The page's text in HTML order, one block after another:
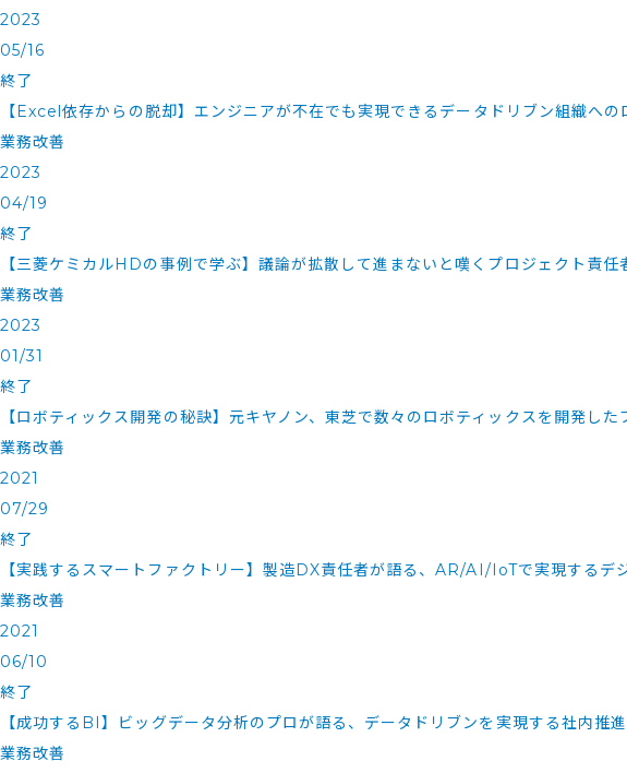
2023
05/16
終了
【Excel依存からの脱却】エンジニアが不在でも実現できるデータドリブン組織への
業務改善
2023
04/19
終了
【三菱ケミカルHDの事例で学ぶ】議論が拡散して進まないと嘆くプロジェクト責
業務改善
2023
01/31
終了
【ロボティックス開発の秘訣】元キヤノン、東芝で数々のロボティックスを開発し
業務改善
2021
07/29
終了
【実践するスマートファクトリー】製造DX責任者が語る、AR/AI/IoTで実現するデ
業務改善
2021
06/10
終了
【成功するBI】ビッグデータ分析のプロが語る、データドリブンを実現する社内推
業務改善